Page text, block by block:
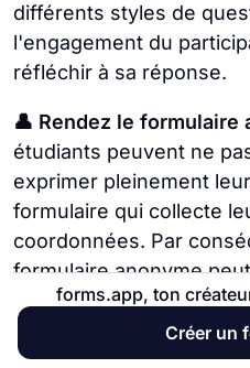
différents styles de
l'engagement du
réfléchir à sa réponse.
👤 Rendez le formulaire
étudiants peuvent ne
exprimer pleinement
formulaire qui collecte
coordonnées. Par
formulaire anonyme
résultats.
🔑 Ne le rendez pas trop
forms.app, ton
Créer un